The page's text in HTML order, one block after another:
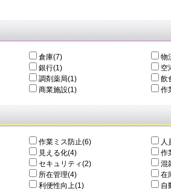
倉庫(7)
物
銀行(1)
空
調剤薬局(1)
飲
商業施設(1) 作
作業ミス防止(6)
人
⾒える化(4)
作
セキュリティ(2)
混
所在管理(4)
在
利便性向上(1) 自